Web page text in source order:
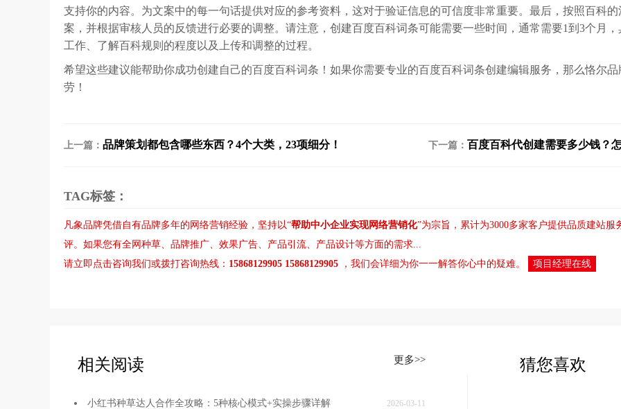
支持你的内容。为文案中的每一句话提供对应的参考资料，这对于验证信息的可信度非常重要。最后，按照百科
案，并根据审核人员的反馈进行必要的调整。请注意，创建百度百科词条可能需要一些时间，通常需要1到3个月
工作、了解百科规则的程度以及上传和调整的过程。
希望这些建议能帮助你成功创建自己的百度百科词条！如果你需要专业的百度百科词条创建编辑服务，那么恪尔
劳！
上一篇： 品牌策划都包含哪些东西？4个大类，23项细分！ 下一篇： 百度百科代创建需要多少钱？
TAG标签：
凡象品牌凭借自有品牌多年的网络营销经验，坚持以“帮助中小企业实现网络营销化”为宗旨，累计为3000多家客户提供品质建站服
评。如果您有全网种草、 品牌推广、 效果广告、 产品引流、 产品设计等方面的需求...
请立即点击咨询我们或拨打咨询热线： 15868129905 15868129905 ，我们会详细为你一一解答你心中的疑难。 项目经理在线
相关阅读 更多>>
小红书种草达人合作全攻略：5种核心模式+实操步骤详解 2026-03-11
猜您喜欢